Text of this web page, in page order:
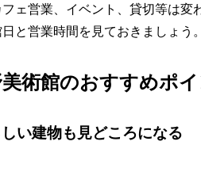
ェ営業、イベント、貸切等は
と営業時間を見ておきましょう。
術館のおすすめポイ
い建物も見どころになる